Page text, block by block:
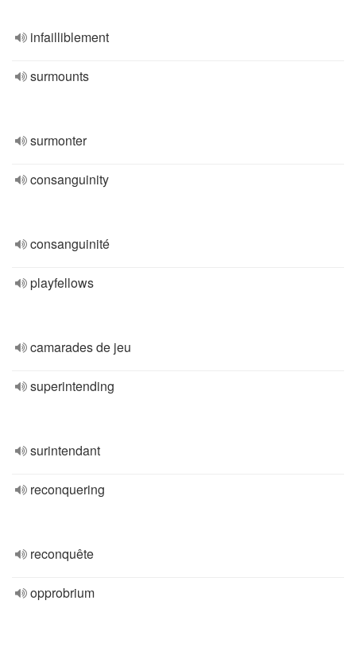
infailliblement
surmounts
surmonter
consanguinity
consanguinité
playfellows
camarades de jeu
superintending
surintendant
reconquering
reconquête
opprobrium